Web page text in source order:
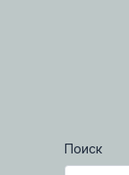
Поиск